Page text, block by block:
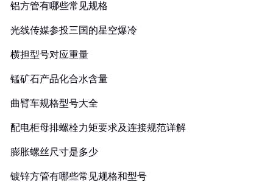
铝方管有哪些常见规格
光线传媒参投三国的星空爆冷
横担型号对应重量
锰矿石产品化合水含量
曲臂车规格型号大全
配电柜母排螺栓力矩要求及连接规范详解
膨胀螺丝尺寸是多少
镀锌方管有哪些常见规格和型号